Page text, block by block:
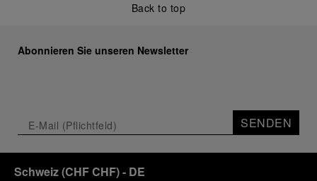
Back to top
Abonnieren Sie unseren Newsletter
SENDEN
Schweiz(CHF CHF)- DE